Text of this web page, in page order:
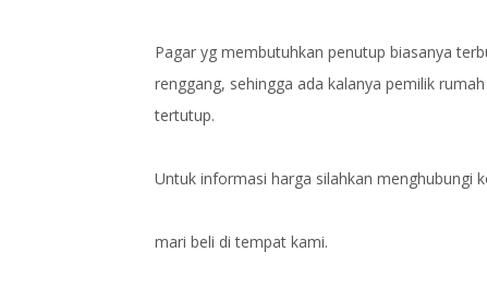
Pagar yg membutuhkan penutup biasanya
renggang, sehingga ada kalanya pemilik
tertutup.
Untuk informasi harga silahkan menghubungi
mari beli di tempat kami.